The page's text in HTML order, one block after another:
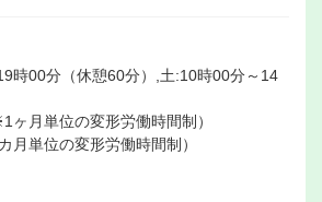
時00分（休憩60分）,土:10時00分～14
月単位の変形労働時間制）
月単位の変形労働時間制）